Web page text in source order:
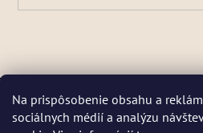
Na prispôsobenie obsahu a
sociálnych médií a analýzu
DŇA 5 a 6 AUGUSTA NEBUDEME
Vytvoril
Copyright 2026 Kvitok. Všetky